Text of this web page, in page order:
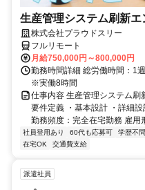
生産管理システム刷新エ
株式会社プラウドスリー
フルリモート
月給750,000円～800,000円
勤務時間詳細 総労働時間：1
※実働8時間
仕事内容 生産管理システム刷
要件定義 ・基本設計 ・詳細
勤務頻度：完全在宅勤務 雇用
社員登用あり 60代も応募可 学歴不問
在宅OK
交通費支給
派遣社員